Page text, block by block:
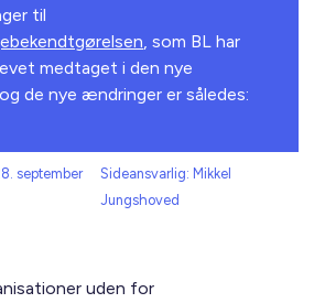
til
, som BL har
medtaget i den nye
de nye ændringer er således:
september
Sideansvarlig: Mikkel
Jungshoved
uden for